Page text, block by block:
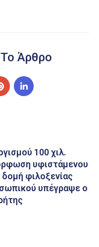
Άρθρο
100 χιλ.
υφιστάμενου
φιλοξενίας
υπέγραψε ο